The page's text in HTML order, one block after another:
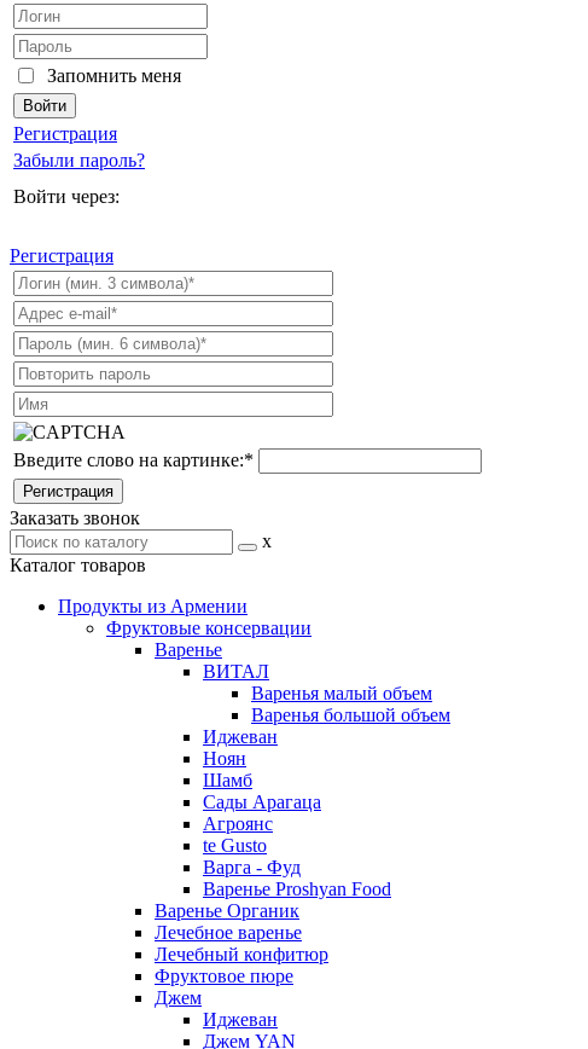
Запомнить меня
Регистрация
Забыли пароль?
Войти через:
Регистрация
Введите слово на картинке:*
Заказать звонок
x
Каталог товаров
Продукты из Армении
Фруктовые консервации
Варенье
ВИТАЛ
Варенья малый объем
Варенья большой объем
Иджеван
Ноян
Шамб
Сады Арагаца
Агроянс
te Gusto
Варга - Фуд
Варенье Proshyan Food
Варенье Органик
Лечебное варенье
Лечебный конфитюр
Фруктовое пюре
Джем
Иджеван
Джем YAN